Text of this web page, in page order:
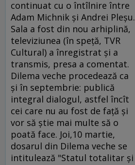
continuat cu o întîlnire între
Adam Michnik şi Andrei Pleşu.
Sala a fost din nou arhiplină,
televiziunea (în speţă, TVR
Cultural) a înregistrat şi a
transmis, presa a comentat.
Dilema veche procedează ca
şi în septembrie: publică
integral dialogul, astfel încît
cei care nu au fost de faţă şi
vor să ştie mai multe să o
poată face. Joi,10 martie,
dosarul din Dilema veche se
intitulează "Statul totalitar şi